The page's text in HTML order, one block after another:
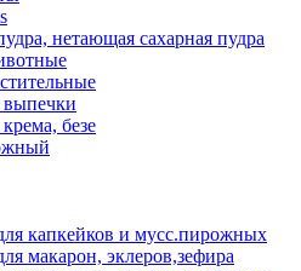
нетающая сахарная пудра
безе
капкейков и мусс.пирожных
макарон, эклеров,зефира